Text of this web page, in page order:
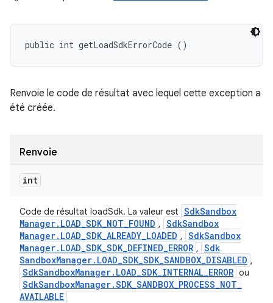
public int getLoadSdkErrorCode ()
Renvoie le code de résultat avec lequel cette exception a
été créée.
Renvoie
int
Code de résultat loadSdk. La valeur est SdkSandbox
Manager. LOAD_SDK_NOT_FOUND , SdkSandbox
Manager. LOAD_SDK_ALREADY_LOADED , SdkSandbox
Manager. LOAD_SDK_SDK_DEFINED_ERROR , Sdk
SandboxManager. LOAD_SDK_SDK_SANDBOX_DISABLED ,
SdkSandboxManager. LOAD_SDK_INTERNAL_ERROR ou
SdkSandboxManager.SDK_SANDBOX_PROCESS_NOT_
AVAILABLE